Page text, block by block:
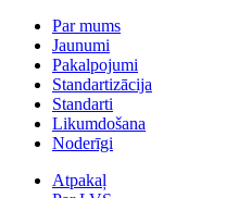
Par mums
Jaunumi
Pakalpojumi
Standartizācija
Standarti
Likumdošana
Noderīgi
Atpakaļ